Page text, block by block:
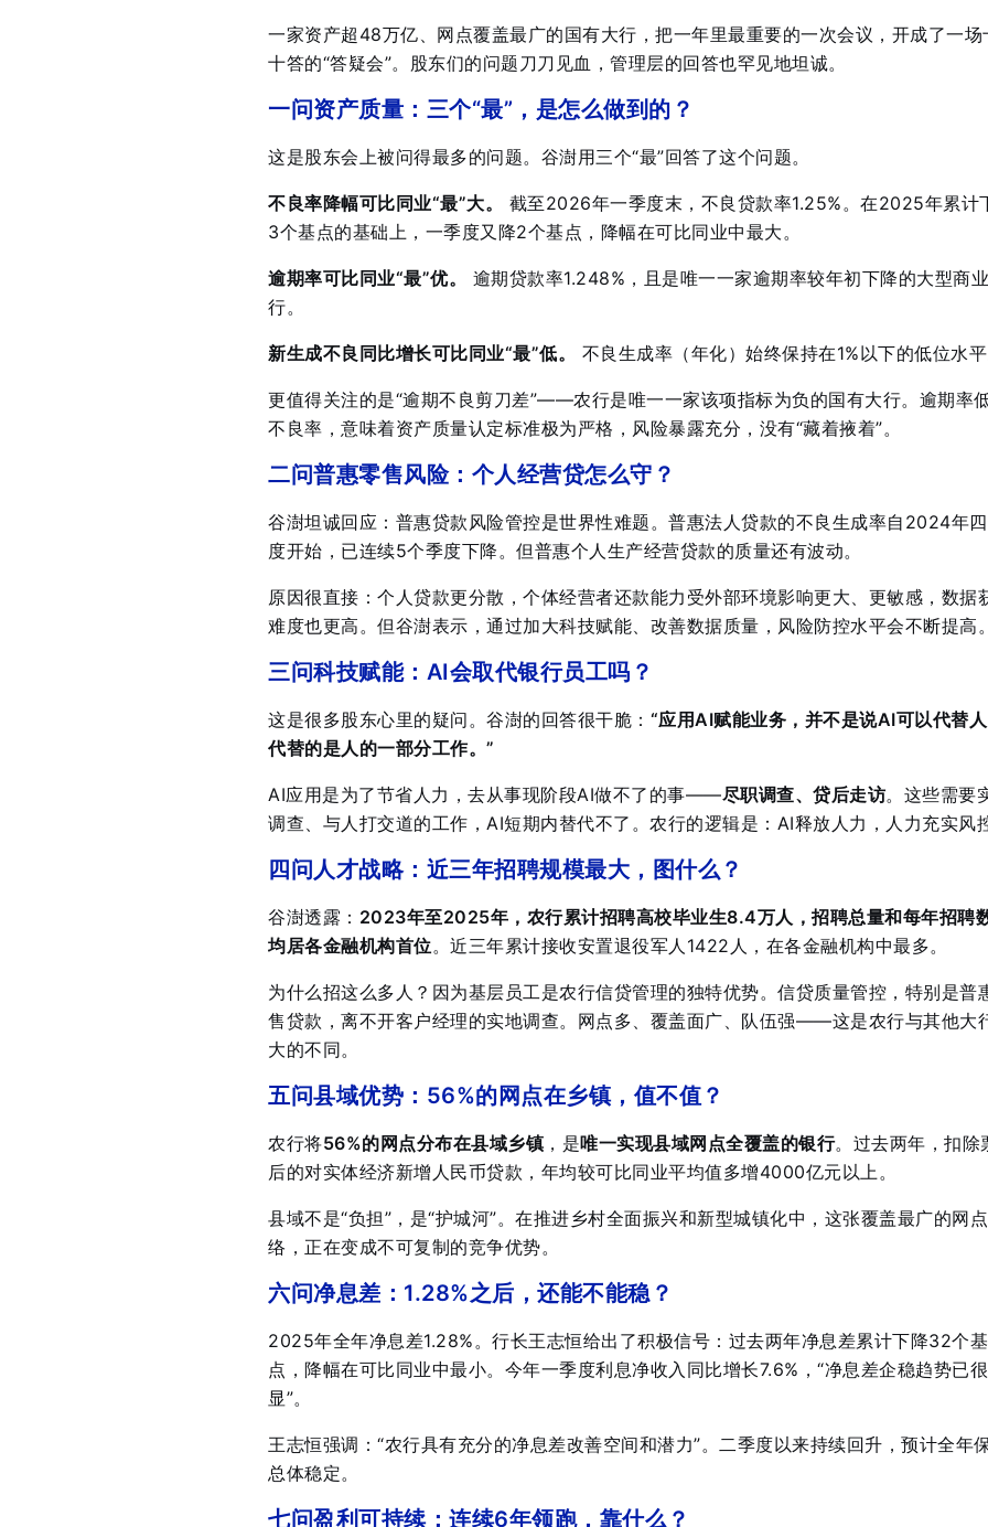
一家资产超48万亿、网点覆盖最广的国有大行，把一年里最重要的一次会议，开成了一场
十答的“答疑会”。股东们的问题刀刀见血，管理层的回答也罕见地坦诚。
一问资产质量：三个“最”，是怎么做到的？
这是股东会上被问得最多的问题。谷澍用三个“最”回答了这个问题。
不良率降幅可比同业“最”大。 截至2026年一季度末，不良贷款率1.25% 。在2025年累计
3个基点的基础上，一季度又降2个基点，降幅在可比同业中最大 。
逾期率可比同业“最”优。
逾期贷款率1.248%，且是唯一一家逾期率较年初下降的大型商
行。
新生成不良同比增长可比同业“最”低。 不良生成率（年化）始终保持在1%以下的低位水平
更值得关注的是“逾期不良剪刀差”——农行是唯一一家该项指标为负的国有大行。逾期率
不良率，意味着资产质量认定标准极为严格，风险暴露充分，没有“藏着掖着”。
二问普惠零售风险：个人经营贷怎么守？
谷澍坦诚回应：普惠贷款风险管控是世界性难题 。普惠法人贷款的不良生成率自2024年
度开始，已连续5个季度下降 。但普惠个人生产经营贷款的质量还有波动。
原因很直接：个人贷款更分散，个体经营者还款能力受外部环境影响更大、更敏感，数据
难度也更高 。但谷澍表示，通过加大科技赋能、改善数据质量，风险防控水平会不断提高 。
三问科技赋能：AI会取代银行员工吗？
这是很多股东心里的疑问。谷澍的回答很干脆： “应用AI赋能业务，并不是说AI可以代替
代替的是人的一部分工作。”
AI应用是为了节省人力，去从事现阶段AI做不了的事——尽职调查、贷后走访。这些需要
调查、与人打交道的工作，AI短期内替代不了 。农行的逻辑是：AI释放人力，人力充实风控
四问人才战略：近三年招聘规模最大，图什么？
谷澍透露： 2023年至2025年，农行累计招聘高校毕业生8.4万人，招聘总量和每年招聘
均居各金融机构首位。近三年累计接收安置退役军人1422人，在各金融机构中最多。
为什么招这么多人？因为基层员工是农行信贷管理的独特优势。信贷质量管控，特别是普
售贷款，离不开客户经理的实地调查。网点多、覆盖面广、队伍强——这是农行与其他大
大的不同。
五问县域优势：56%的网点在乡镇，值不值？
农行将56%的网点分布在县域乡镇 ，是唯一实现县域网点全覆盖的银行。过去两年，扣除
后的对实体经济新增人民币贷款，年均较可比同业平均值多增4000亿元以上 。
县域不是“负担”，是“护城河”。在推进乡村全面振兴和新型城镇化中，这张覆盖最广的网
络，正在变成不可复制的竞争优势。
六问净息差：1.28%之后，还能不能稳？
2025年全年净息差1.28% 。行长王志恒给出了积极信号：过去两年净息差累计下降32个基
点，降幅在可比同业中最小。今年一季度利息净收入同比增长7.6% ，“净息差企稳趋势已
显”。
王志恒强调：“农行具有充分的净息差改善空间和潜力”。二季度以来持续回升，预计全年
总体稳定。
七问盈利可持续：连续6年领跑，靠什么？